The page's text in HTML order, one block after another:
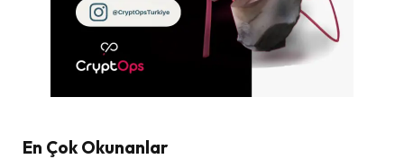
En Çok Okunanlar